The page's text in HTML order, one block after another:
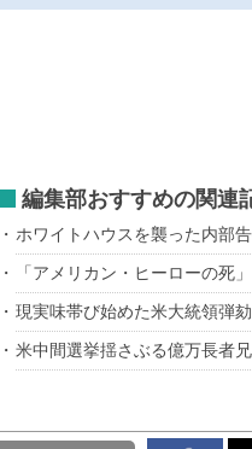
編集部おすすめの関連
ホワイトハウスを襲った内部
「アメリカン・ヒーローの死
現実味帯び始めた米大統領弾劾
米中間選挙揺さぶる億万長者